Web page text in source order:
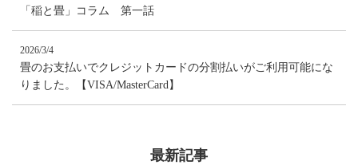
「稲と畳」コラム 第一話
2026/3/4
畳のお支払いでクレジットカードの分割払いがご利用可能にな
りました。【VISA/MasterCard】
最新記事